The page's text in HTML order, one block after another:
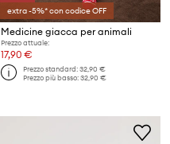
extra -5%* con codice OFF
Medicine giacca per animali
Prezzo attuale:
17,90 €
Prezzo standard:32,90 €
Prezzo più basso:32,90 €